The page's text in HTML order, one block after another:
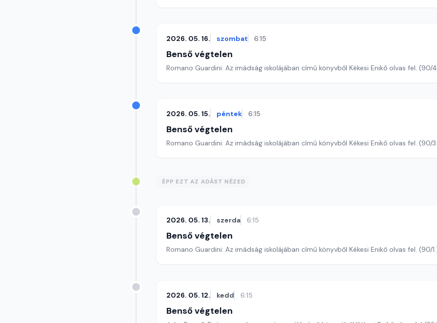
2026. 05. 16. szombat 6:15
Benső végtelen
Romano Guardini: Az imádság iskolájában című könyvből Kékesi
2026. 05. 15. péntek 6:15
Benső végtelen
Romano Guardini: Az imádság iskolájában című könyvből Kékesi
ÉPP EZT AZ ADÁST NÉZED
2026. 05. 13. szerda 6:15
Benső végtelen
Romano Guardini: Az imádság iskolájában című könyvből Kékesi Enikő
2026. 05. 12. kedd 6:15
Benső végtelen